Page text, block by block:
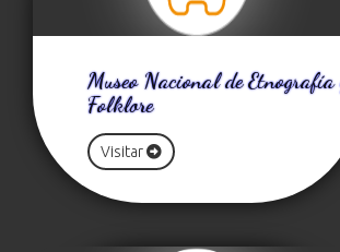
Museo Nacional de Etnografía
Folklore
Visitar